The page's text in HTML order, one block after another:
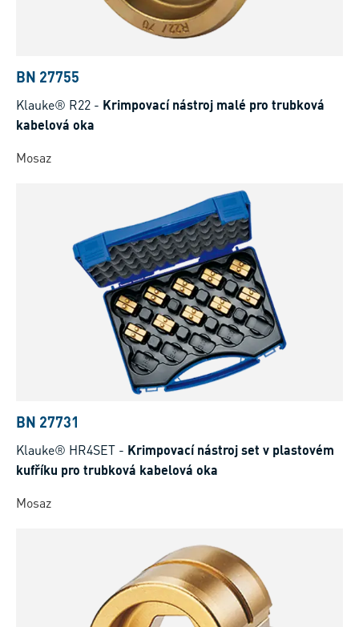
BN 27755
Klauke® R22 - Krimpovací nástroj malé pro trubková
kabelová oka
Mosaz
BN 27731
Klauke® HR4SET - Krimpovací nástroj set v plastovém
kufříku pro trubková kabelová oka
Mosaz